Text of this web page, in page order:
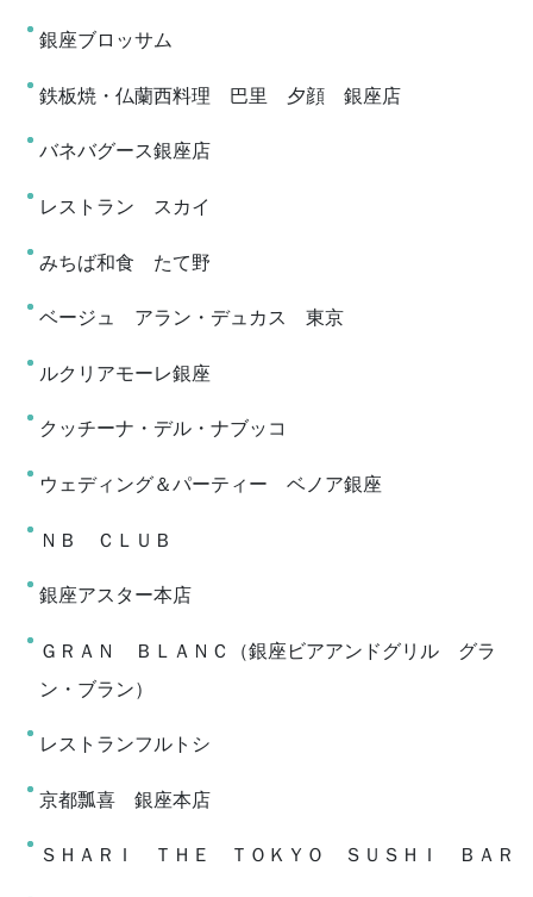
銀座ブロッサム
鉄板焼・仏蘭西料理 巴里 夕顔 銀座店
バネバグース銀座店
レストラン スカイ
みちば和食 たて野
ベージュ アラン・デュカス 東京
ルクリアモーレ銀座
クッチーナ・デル・ナブッコ
ウェディング＆パーティー ベノア銀座
ＮＢ ＣＬＵＢ
銀座アスター本店
ＧＲＡＮ ＢＬＡＮＣ（銀座ビアアンドグリル グラ
ン・ブラン）
レストランフルトシ
京都瓢喜 銀座本店
ＳＨＡＲＩ ＴＨＥ ＴＯＫＹＯ ＳＵＳＨＩ ＢＡＲ